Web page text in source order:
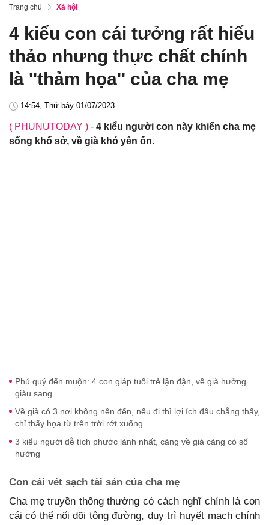
Trang chủ Xã hội
4 kiểu con cái tưởng rất hiếu
thảo nhưng thực chất chính
là ''thảm họa'' của cha mẹ
14:54, Thứ bảy 01/07/2023
( PHUNUTODAY ) - 4 kiểu người con này khiến cha mẹ
sống khổ sở, về già khó yên ổn.
Phú quý đến muộn: 4 con giáp tuổi trẻ lận đận, về già hưởng
giàu sang
Về già có 3 nơi không nên đến, nếu đi thì lợi ích đâu chẳng thấy,
chỉ thấy họa từ trên trời rớt xuống
3 kiểu người dễ tích phước lành nhất, càng về già càng có số
hưởng
Con cái vét sạch tài sản của cha mẹ
Cha mẹ truyền thống thường có cách nghĩ chính là con
cái có thể nối dõi tông đường, duy trì huyết mạch chính